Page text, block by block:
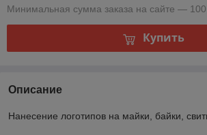
Минимальная сумма заказа на сайте — 100
Купить
Описание
Нанесение логотипов на майки, байки,